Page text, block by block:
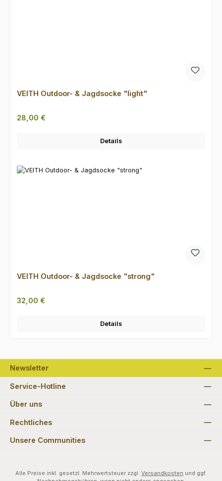
VEITH Outdoor- & Jagdsocke "light"
Regulärer Preis:
28,00 €
Details
VEITH Outdoor- & Jagdsocke "strong"
Regulärer Preis:
32,00 €
Details
Newsletter
Service-Hotline
Über uns
Rechtliches
Unsere Communities
Alle Preise inkl. gesetzl. Mehrwertsteuer zzgl. Versandkosten und ggf.